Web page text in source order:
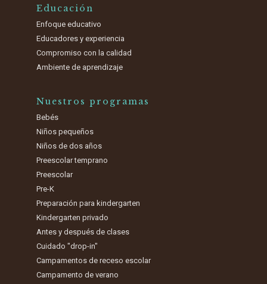
Educación
Enfoque educativo
Educadores y experiencia
Compromiso con la calidad
Ambiente de aprendizaje
Nuestros programas
Bebés
Niños pequeños
Niños de dos años
Preescolar temprano
Preescolar
Pre-K
Preparación para kindergarten
Kindergarten privado
Antes y después de clases
Cuidado "drop-in"
Campamentos de receso escolar
Campamento de verano